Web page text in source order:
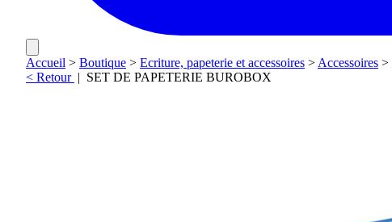
Accueil > Boutique > Ecriture, papeterie et accessoires >Accessoires >
< Retour | SET DE PAPETERIE BUROBOX